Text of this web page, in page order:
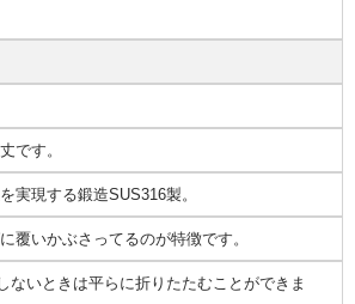
です。
実現する鍛造SUS316製。
覆いかぶさってるのが特徴です。
ないときは平らに折りたたむことができま